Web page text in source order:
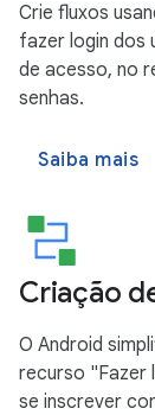
Crie fluxos
fazer login dos
de acesso, no
senhas.
Saiba mais
Criação
O Android
recurso "Fazer
se inscrever